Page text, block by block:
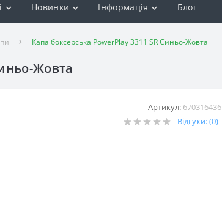
Новинки Інформація Блог
Капа боксерська PowerPlay 3311 SR Синьо-Жовта
Жовта
Артикул: 670316436
Відгуки: (0)